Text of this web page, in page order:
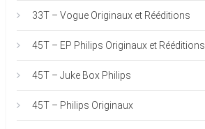
33T – Vogue Originaux et Rééditions
45T – EP Philips Originaux et Rééditions
45T – Juke Box Philips
45T – Philips Originaux